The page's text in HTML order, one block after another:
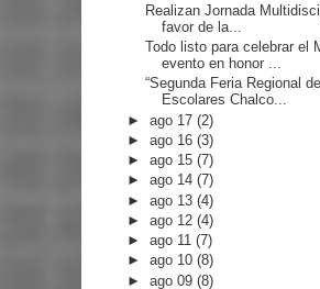
Realizan Jornada
favor de la...
Todo listo para celebrar el
evento en honor ...
“Segunda Feria Regional
Escolares Chalco...
►ago 17(2)
►ago 16(3)
►ago 15(7)
►ago 14(7)
►ago 13(4)
►ago 12(4)
►ago 11(7)
►ago 10(8)
►ago 09(8)